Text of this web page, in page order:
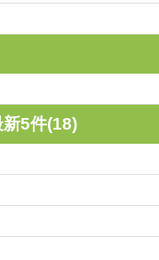
5件(18)